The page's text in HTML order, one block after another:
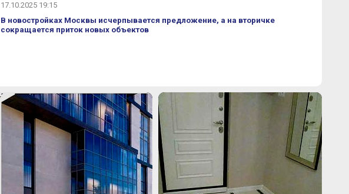
17.10.2025 19:15
В новостройках Москвы исчерпывается предложение, а на вторичке
сокращается приток новых объектов